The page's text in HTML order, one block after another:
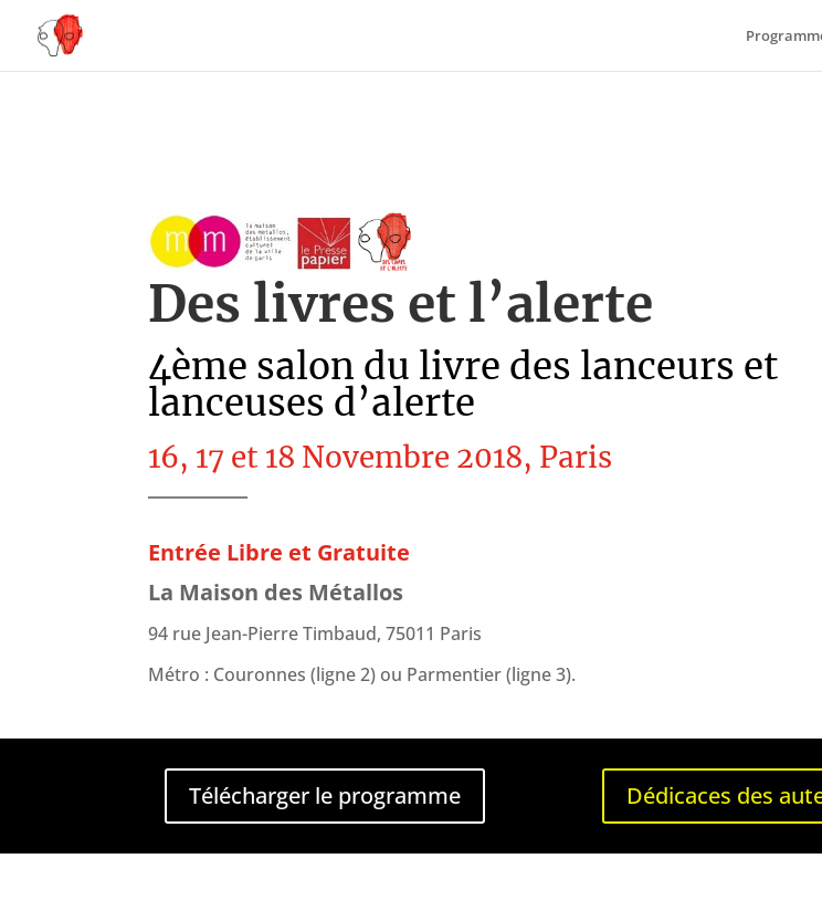
Des livres et l’alerte
4ème salon du livre des lanceurs et
lanceuses d’alerte
16, 17 et 18 Novembre 2018, Paris
Entrée Libre et Gratuite
La Maison des Métallos
94 rue Jean-Pierre Timbaud, 75011 Paris
Métro : Couronnes (ligne 2) ou Parmentier (ligne 3).
Télécharger le programme Dédicaces des